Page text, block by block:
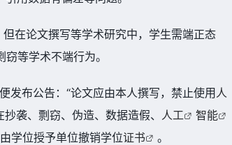
在论文撰写等学术研究中，学生需端正态
等学术不端行为。
发布公告：“论文应由本人撰写，禁止使用 人
袭、剽窃、伪造、数据造假、 人工
智能
学位授予单位撤销学位证书 。